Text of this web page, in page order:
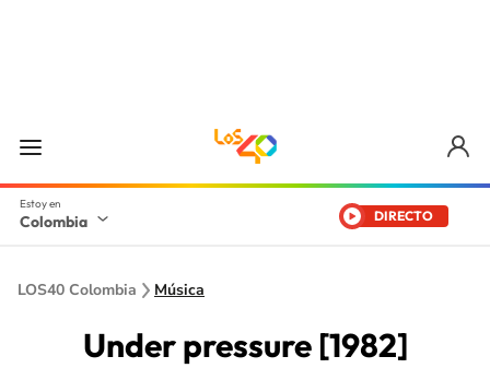
Colombia DIRECTO
LOS40 Colombia Música
Under pressure [1982]